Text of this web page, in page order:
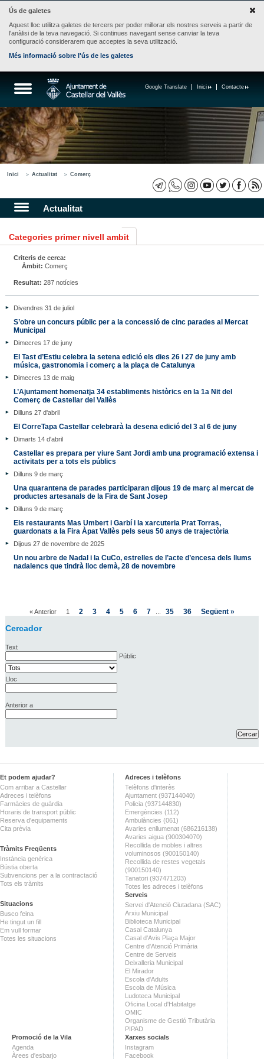
Ús de galetes
Aquest lloc utilitza galetes de tercers per poder millorar els nostres serveis a partir de
l'anàlisi de la teva navegació. Si continues navegant sense canviar la teva
configuració considerarem que acceptes la seva utilització.
Més informació sobre l'ús de les galetes
Contacte
Inici
Google Translate
Inici Actualitat Comerç
Actualitat
Categories primer nivell ambit
Criteris de cerca:
Àmbit: Comerç
Resultat: 287 notícies
Divendres 31 de juliol
S’obre un concurs públic per a la concessió de cinc parades al Mercat
Municipal
Dimecres 17 de juny
El Tast d’Estiu celebra la setena edició els dies 26 i 27 de juny amb
música, gastronomia i comerç a la plaça de Catalunya
Dimecres 13 de maig
L’Ajuntament homenatja 34 establiments històrics en la 1a Nit del
Comerç de Castellar del Vallès
Dilluns 27 d'abril
El CorreTapa Castellar celebrarà la desena edició del 3 al 6 de juny
Dimarts 14 d'abril
Castellar es prepara per viure Sant Jordi amb una programació extensa i
activitats per a tots els públics
Dilluns 9 de març
Una quarantena de parades participaran dijous 19 de març al mercat de
productes artesanals de la Fira de Sant Josep
Dilluns 9 de març
Els restaurants Mas Umbert i Garbí i la xarcuteria Prat Torras,
guardonats a la Fira Àpat Vallès pels seus 50 anys de trajectòria
Dijous 27 de novembre de 2025
Un nou arbre de Nadal i la CuCo, estrelles de l’acte d’encesa dels llums
nadalencs que tindrà lloc demà, 28 de novembre
« Anterior 1 2 3 4 5 6 7 35 36 Següent »
Cercador
Text
Públic
Lloc
Anterior a
Et podem ajudar?
Com arribar a Castellar
Adreces i telèfons
Farmàcies de guàrdia
Horaris de transport públic
Reserva d'equipaments
Cita prèvia
Tràmits Freqüents
Instància genèrica
Bústia oberta
Subvencions per a la contractació
Tots els tràmits
Situacions
Busco feina
He tingut un fill
Em vull formar
Totes les situacions
Adreces i telèfons
Telèfons d'interès
Ajuntament (937144040)
Policia (937144830)
Emergències (112)
Ambulàncies (061)
Avaries enllumenat (686216138)
Avaries aigua (900304070)
Recollida de mobles i altres
voluminosos (900150140)
Recollida de restes vegetals
(900150140)
Tanatori (937471203)
Totes les adreces i telèfons
Serveis
Servei d'Atenció Ciutadana (SAC)
Arxiu Municipal
Biblioteca Municipal
Casal Catalunya
Casal d'Avis Plaça Major
Centre d'Atenció Primària
Centre de Serveis
Deixalleria Municipal
El Mirador
Escola d'Adults
Escola de Música
Ludoteca Municipal
Oficina Local d'Habitatge
OMIC
Organisme de Gestió Tributària
PIPAD
Promoció de la Vila
Agenda
Àrees d'esbarjo
Xarxes socials
Instagram
Facebook